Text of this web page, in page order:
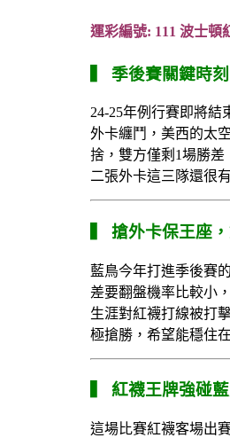
運彩編號: 111 波士頓
▍ 季後賽關鍵時
24-25年例行賽即將
外卡纏鬥，美西的太
捨，雙方僅剩1場勝
二張外卡這三隊還很
▍ 搶外卡保王座
藍鳥今年打進季後賽
差要翻盤機率比較小
生涯對紅襪打線被打
極搶勝，希望能穩住
▍ 紅襪王牌強碰
這場比賽紅襪客場出